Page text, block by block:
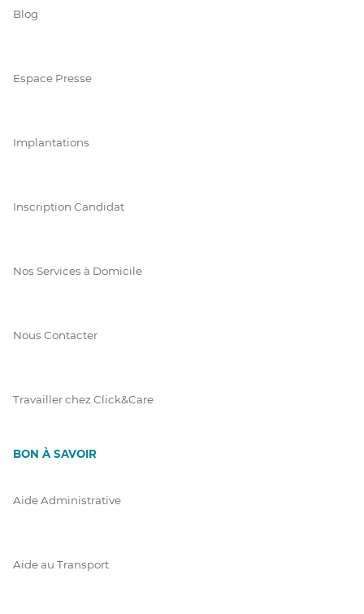
Blog
Espace Presse
Implantations
Inscription Candidat
Nos Services à Domicile
Nous Contacter
Travailler chez Click&Care
BON À SAVOIR
Aide Administrative
Aide au Transport